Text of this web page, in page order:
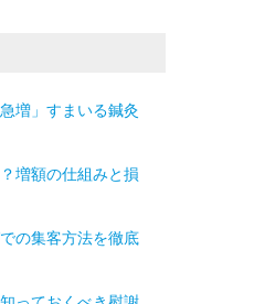
増」すまいる鍼灸
増額の仕組みと損
の集客方法を徹底